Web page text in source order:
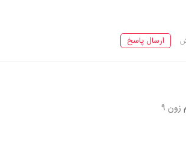
ارسال پاسخ
۹